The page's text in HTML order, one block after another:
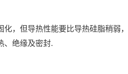
，但导热性能要比导热硅脂稍弱
、绝缘及密封.